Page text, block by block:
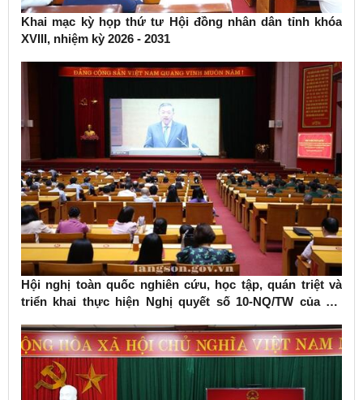
Khai mạc kỳ họp thứ tư Hội đồng nhân dân tỉnh khóa
XVIII, nhiệm kỳ 2026 - 2031
Hội nghị toàn quốc nghiên cứu, học tập, quán triệt và
triển khai thực hiện Nghị quyết số 10-NQ/TW của Bộ